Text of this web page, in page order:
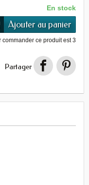
En stock
Ajouter au panier
commander ce produit est3
Partager